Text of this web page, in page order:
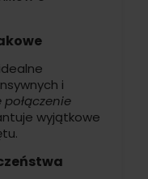
i
wyjątkowe